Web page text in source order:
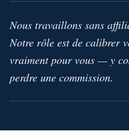
Nous travaillons sans
Notre rôle est de calibrer
vraiment pour vous — y
perdre une commission.